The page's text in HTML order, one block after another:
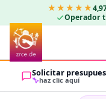
★★★★★
Operador
Solicitar
haz clic aquí